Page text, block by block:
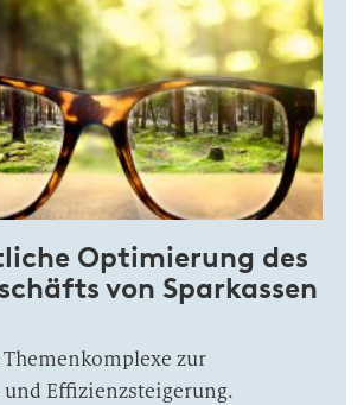
Optimierung des
von Sparkassen
zur
Effizienzsteigerung.